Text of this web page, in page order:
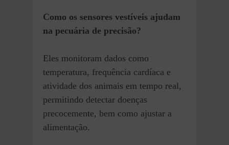
Como os sensores vestíveis ajudam
na pecuária de precisão?
Eles monitoram dados como
temperatura, frequência cardíaca e
atividade dos animais em tempo real,
permitindo detectar doenças
precocemente, bem como ajustar a
alimentação.